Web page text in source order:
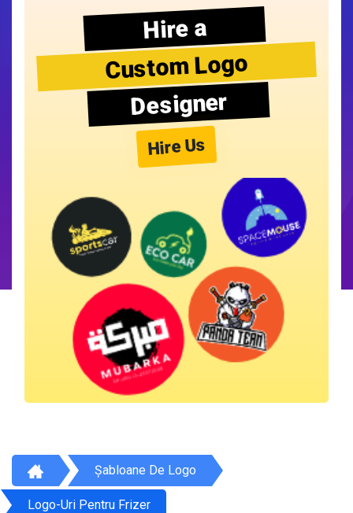
Hire a
Custom Logo
Designer
Hire Us
Șabloane De Logo
Logo-Uri Pentru Frizer